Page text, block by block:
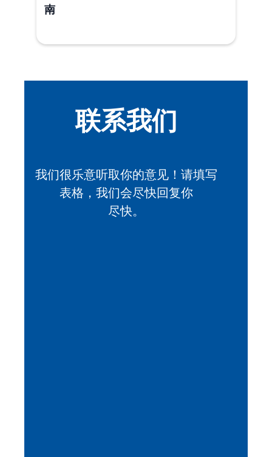
南
联系我们
我们很乐意听取你的意见！请填写
表格，我们会尽快回复你
尽快。